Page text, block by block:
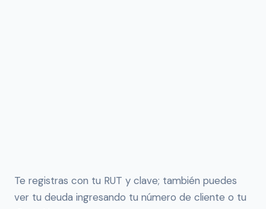
Te registras con tu RUT y clave; también puedes
ver tu deuda ingresando tu número de cliente o tu